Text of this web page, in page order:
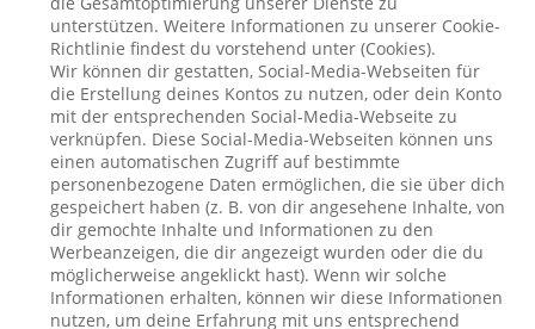
unterstützen. Weitere Informationen zu unserer Cookie-
Richtlinie findest du vorstehend unter (Cookies).
Wir können dir gestatten, Social-Media-Webseiten für
die Erstellung deines Kontos zu nutzen, oder dein Konto
mit der entsprechenden Social-Media-Webseite zu
verknüpfen. Diese Social-Media-Webseiten können uns
einen automatischen Zugriff auf bestimmte
personenbezogene Daten ermöglichen, die sie über dich
gespeichert haben (z. B. von dir angesehene Inhalte, von
dir gemochte Inhalte und Informationen zu den
Werbeanzeigen, die dir angezeigt wurden oder die du
möglicherweise angeklickt hast). Wenn wir solche
Informationen erhalten, können wir diese Informationen
nutzen, um deine Erfahrung mit uns entsprechend